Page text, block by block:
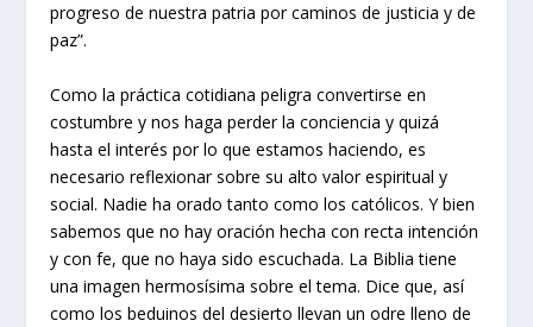
progreso de nuestra patria por caminos de justicia y de
paz”.
Como la práctica cotidiana peligra convertirse en
costumbre y nos haga perder la conciencia y quizá
hasta el interés por lo que estamos haciendo, es
necesario reflexionar sobre su alto valor espiritual y
social. Nadie ha orado tanto como los católicos. Y bien
sabemos que no hay oración hecha con recta intención
y con fe, que no haya sido escuchada. La Biblia tiene
una imagen hermosísima sobre el tema. Dice que, así
como los beduinos del desierto llevan un odre lleno de